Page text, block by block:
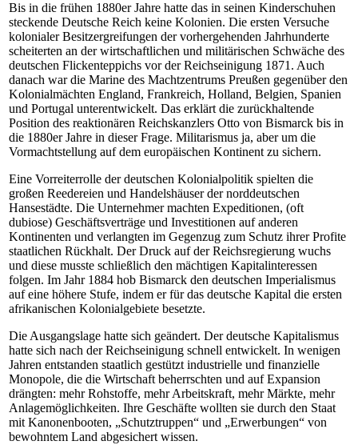
Bis in die frühen 1880er Jahre hatte das in seinen Kinderschuhen
steckende Deutsche Reich keine Kolonien. Die ersten Versuche
kolonialer Besitzergreifungen der vorhergehenden Jahrhunderte
scheiterten an der wirtschaftlichen und militärischen Schwäche des
deutschen Flickenteppichs vor der Reichseinigung 1871. Auch
danach war die Marine des Machtzentrums Preußen gegenüber den
Kolonialmächten England, Frankreich, Holland, Belgien, Spanien
und Portugal unterentwickelt. Das erklärt die zurückhaltende
Position des reaktionären Reichskanzlers Otto von Bismarck bis in
die 1880er Jahre in dieser Frage. Militarismus ja, aber um die
Vormachtstellung auf dem europäischen Kontinent zu sichern.
Eine Vorreiterrolle der deutschen Kolonialpolitik spielten die
großen Reedereien und Handelshäuser der norddeutschen
Hansestädte. Die Unternehmer machten Expeditionen, (oft
dubiose) Geschäftsverträge und Investitionen auf anderen
Kontinenten und verlangten im Gegenzug zum Schutz ihrer Profite
staatlichen Rückhalt. Der Druck auf der Reichsregierung wuchs
und diese musste schließlich den mächtigen Kapitalinteressen
folgen. Im Jahr 1884 hob Bismarck den deutschen Imperialismus
auf eine höhere Stufe, indem er für das deutsche Kapital die ersten
afrikanischen Kolonialgebiete besetzte.
Die Ausgangslage hatte sich geändert. Der deutsche Kapitalismus
hatte sich nach der Reichseinigung schnell entwickelt. In wenigen
Jahren entstanden staatlich gestützt industrielle und finanzielle
Monopole, die die Wirtschaft beherrschten und auf Expansion
drängten: mehr Rohstoffe, mehr Arbeitskraft, mehr Märkte, mehr
Anlagemöglichkeiten. Ihre Geschäfte wollten sie durch den Staat
mit Kanonenbooten, „Schutztruppen“ und „Erwerbungen“ von
bewohntem Land abgesichert wissen.